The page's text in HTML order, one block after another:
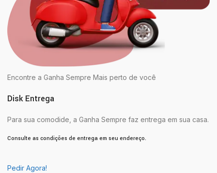
Encontre a Ganha Sempre Mais perto de você
Disk Entrega
Para sua comodide, a Ganha Sempre faz entrega em sua casa.
Consulte as condições de entrega em seu endereço.
Pedir Agora!